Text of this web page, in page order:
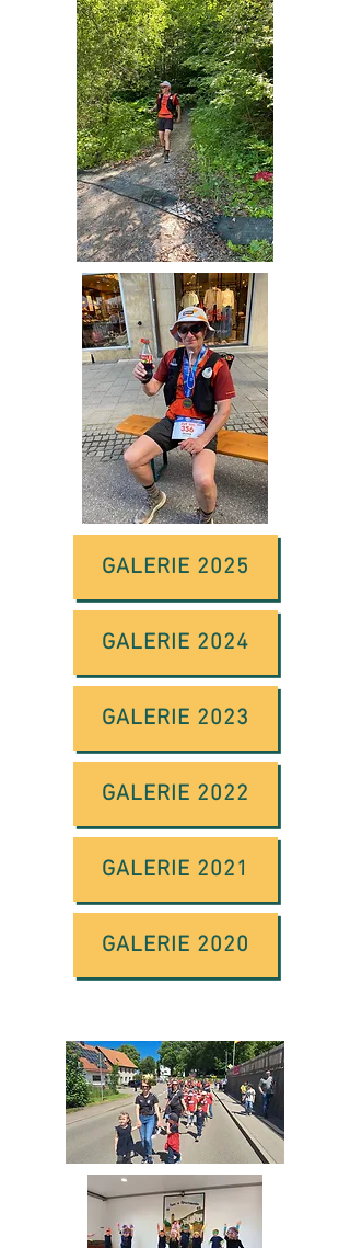
GALERIE 2025
GALERIE 2024
GALERIE 2023
GALERIE 2022
GALERIE 2021
GALERIE 2020